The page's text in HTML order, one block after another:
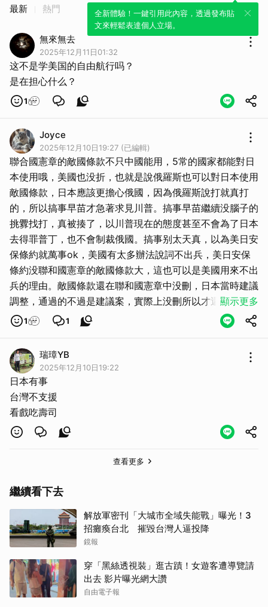
全新體驗！一鍵引用此內容，透過發布貼
文來輕鬆表達個人立場。
最新 熱門
無來無去
2025年12月11日01:32
这不是学美国的自由航行吗？
是在担心什么？
1
Joyce
2025年12月10日19:27 (已編輯)
聯合國憲章的敵國條款不只中國能用，5常的國家都能對日
本使用哦，美國也没折，也就是說俄羅斯也可以對日本使用
敵國條款，日本應該更擔心俄國，因為俄羅斯說打就真打
的，所以搞事早苗才急著求見川普。搞事早苗繼續没腦子的
挑釁找打，真被揍了，以川普現在的態度甚至不會為了日本
去得罪普丁，也不會制裁俄國。搞事别太天真，以為美日安
保條約就萬事ok，美國有太多辦法說詞不出兵，美日安保
條約没聯和國憲章的敵國條款大，這也可以是美國用來不出
兵的理由。敵國條款還在聯和國憲章中没刪，日本當時建議
調整，通過的不過是建議案，實際上没刪所以才還存在，刪
除得聯和國大會通過，再送至各國由各國國會通過，最後送
是混淆視聽，安撫日本人民好沖高民調罷了
顯示更多
1 1
瑞璋YB
2025年12月10日19:22
日本有事
台灣不支援
看戲吃壽司
查看更多
繼續看下去
解放軍密刊「大城市全域失能戰」曝光！3
招癱瘓台北 摧毀台灣人逼投降
鏡報
穿「黑絲透視裝」逛古蹟！女遊客遭導覽請
出去 影片曝光網大讚
自由電子報
取消